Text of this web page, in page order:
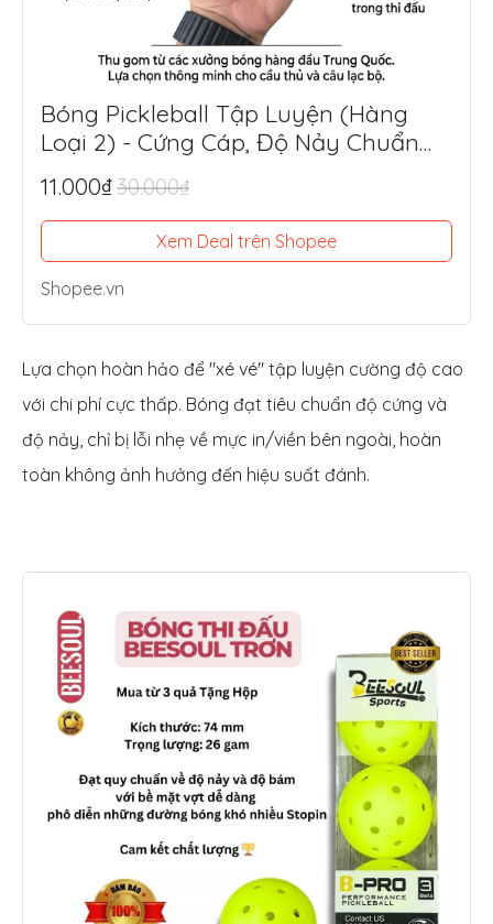
Bóng Pickleball Tập Luyện (Hàng
Loại 2) - Cứng Cáp, Độ Nảy Chuẩn
Thi Đấu, Siêu Tiết Kiệm
11.000₫30.000₫
Xem Deal trên Shopee
Shopee.vn
Lựa chọn hoàn hảo để "xé vé" tập luyện cường độ cao
với chi phí cực thấp. Bóng đạt tiêu chuẩn độ cứng và
độ nảy, chỉ bị lỗi nhẹ về mực in/viền bên ngoài, hoàn
toàn không ảnh hưởng đến hiệu suất đánh.